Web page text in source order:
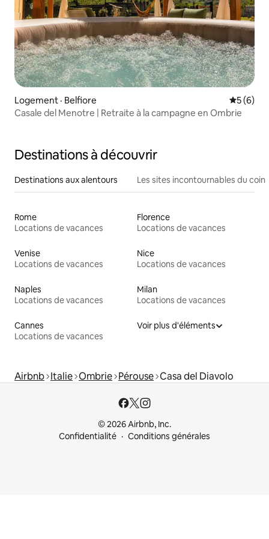
Logement · Belfiore Note
5 (6)
Casale del Menotre | Retraite à la campagne en Ombrie
Destinations à découvrir
Destinations aux alentours Les sites incontournables du coin
Rome
Locations de vacances
Florence
Locations de vacances
Venise
Locations de vacances
Nice
Locations de vacances
Naples
Locations de vacances
Milan
Locations de vacances
Cannes
Locations de vacances
Voir plus d'éléments
Airbnb Italie Ombrie Pérouse Casa del Diavolo
© 2026 Airbnb, Inc.
Confidentialité
Conditions générales